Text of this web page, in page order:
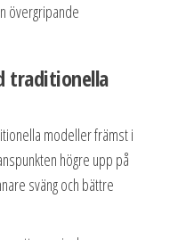
övergripande
traditionella
modeller främst i
högre upp på
sväng och bättre